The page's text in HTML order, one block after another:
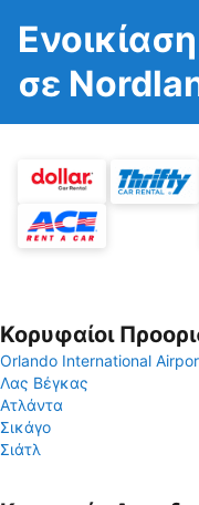
σε
Κορυφαίοι
Orlando International
Λας Βέγκας
Ατλάντα
Σικάγο
Σιάτλ